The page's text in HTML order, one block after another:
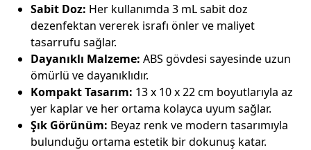
Sabit Doz: Her kullanımda 3 mL sabit doz
dezenfektan vererek israfı önler ve maliyet
tasarrufu sağlar.
Dayanıklı Malzeme: ABS gövdesi sayesinde uzun
ömürlü ve dayanıklıdır.
Kompakt Tasarım: 13 x 10 x 22 cm boyutlarıyla az
yer kaplar ve her ortama kolayca uyum sağlar.
Şık Görünüm: Beyaz renk ve modern tasarımıyla
bulunduğu ortama estetik bir dokunuş katar.